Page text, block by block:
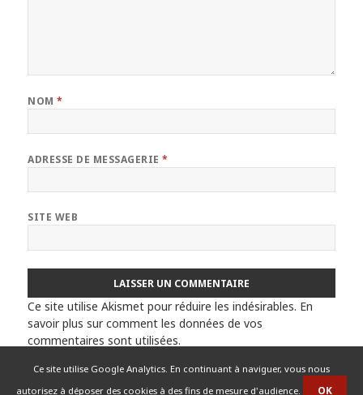
Ce site utilise Google Analytics. En continuant à naviguer, vous nous
autorisez à déposer des cookies à des fins de mesure d'audience.
NOM*
ADRESSE DE MESSAGERIE*
SITE WEB
Ce site utilise Akismet pour réduire les indésirables. En
savoir plus sur comment les données de vos
commentaires sont utilisées.